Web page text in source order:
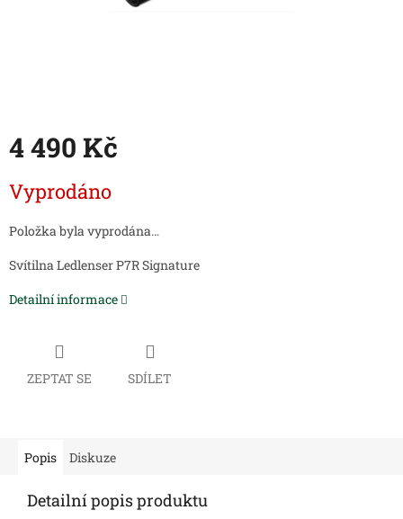
4 490 Kč
cena:
Vyprodáno
Položka byla vyprodána…
Svítilna Ledlenser P7R Signature
Detailní informace
ZEPTAT SE SDÍLET
Popis Diskuze
Detailní popis produktu